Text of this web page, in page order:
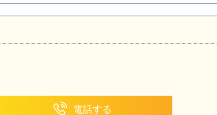
電話する